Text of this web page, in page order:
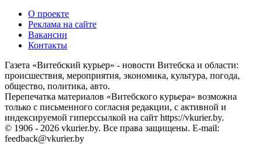
О проекте
Реклама на сайте
Вакансии
Контакты
Газета «Витебский курьер» - новости Витебска и области:
происшествия, мероприятия, экономика, культура, погода,
общество, политика, авто.
Перепечатка материалов «Витебского курьера» возможна
только с письменного согласия редакции, с активной и
индексируемой гиперссылкой на сайт https://vkurier.by.
© 1906 - 2026 vkurier.by. Все права защищены. E-mail:
feedback@vkurier.by